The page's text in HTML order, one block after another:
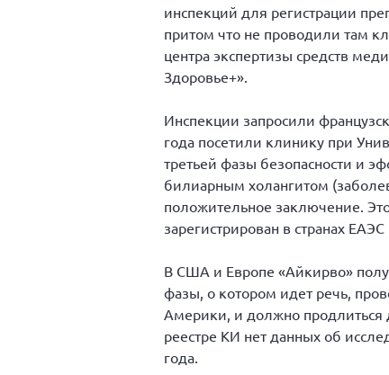
инспекций для регистрации
притом что не проводили там
центра экспертизы средств
Здоровье+».
Инспекции запросили
года посетили клинику при
третьей фазы безопасности и
билиарным холангитом
положительное заключение.
зарегистрирован в странах
В США и Европе «Айкирво»
фазы, о котором идет речь,
Америки, и должно продлиться
реестре КИ нет данных об
года.